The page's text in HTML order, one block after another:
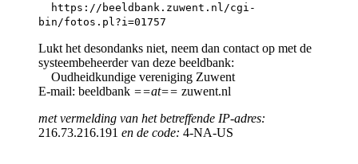
https://beeldbank.zuwent.nl/cgi-
bin/fotos.pl?i=01757
Lukt het desondanks niet, neem dan contact op met de
systeembeheerder van deze beeldbank:
Oudheidkundige vereniging Zuwent
E-mail: beeldbank ==at== zuwent.nl
met vermelding van het betreffende IP-adres:
216.73.216.191 en de code: 4-NA-US